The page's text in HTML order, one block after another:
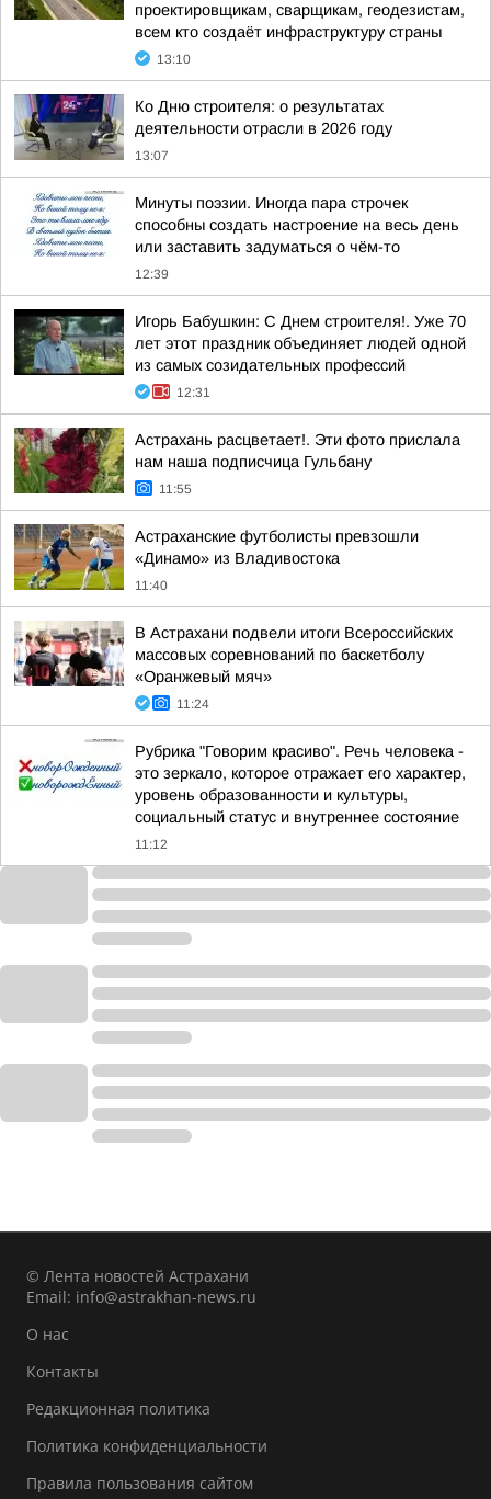
проектировщикам, сварщикам, геодезистам,
всем кто создаёт инфраструктуру страны
13:10
Ко Дню строителя: о результатах
деятельности отрасли в 2026 году
13:07
Минуты поэзии. Иногда пара строчек
способны создать настроение на весь день
или заставить задуматься о чём-то
12:39
Игорь Бабушкин: С Днем строителя!. Уже 70
лет этот праздник объединяет людей одной
из самых созидательных профессий
12:31
Астрахань расцветает!. Эти фото прислала
нам наша подписчица Гульбану
11:55
Астраханские футболисты превзошли
«Динамо» из Владивостока
11:40
В Астрахани подвели итоги Всероссийских
массовых соревнований по баскетболу
«Оранжевый мяч»
11:24
Рубрика "Говорим красиво". Речь человека -
это зеркало, которое отражает его характер,
уровень образованности и культуры,
социальный статус и внутреннее состояние
11:12
© Лента новостей Астрахани
Email: info@astrakhan-news.ru
О нас
Контакты
Редакционная политика
Политика конфиденциальности
Правила пользования сайтом